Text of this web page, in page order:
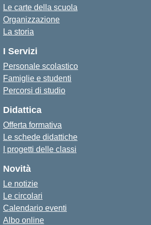
Le carte della scuola
Organizzazione
La storia
I Servizi
Personale scolastico
Famiglie e studenti
Percorsi di studio
Didattica
Offerta formativa
Le schede didattiche
I progetti delle classi
Novità
Le notizie
Le circolari
Calendario eventi
Albo online